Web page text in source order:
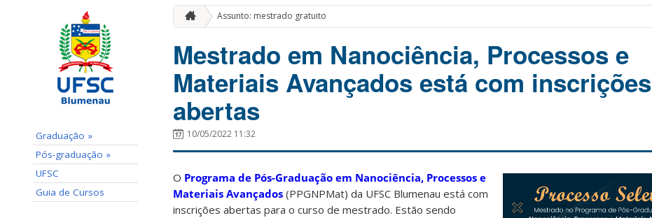
Graduação »
Pós-graduação »
UFSC
Guia de Cursos
Assunto: mestrado gratuito
Mestrado em Nanociência, Processos e
Materiais Avançados está com inscrições
abertas
10/05/2022 11:32
O Programa de Pós-Graduação em Nanociência, Processos e
Materiais Avançados (PPGNPMat) da UFSC Blumenau está com
inscrições abertas para o curso de mestrado. Estão sendo